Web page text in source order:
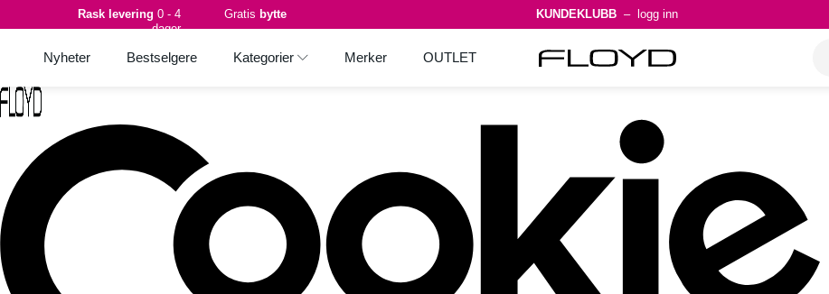
Rask levering 0 - 4
dager
Gratis bytte KUNDEKLUBB – logg inn
Nyheter Bestselgere Kategorier Merker OUTLET